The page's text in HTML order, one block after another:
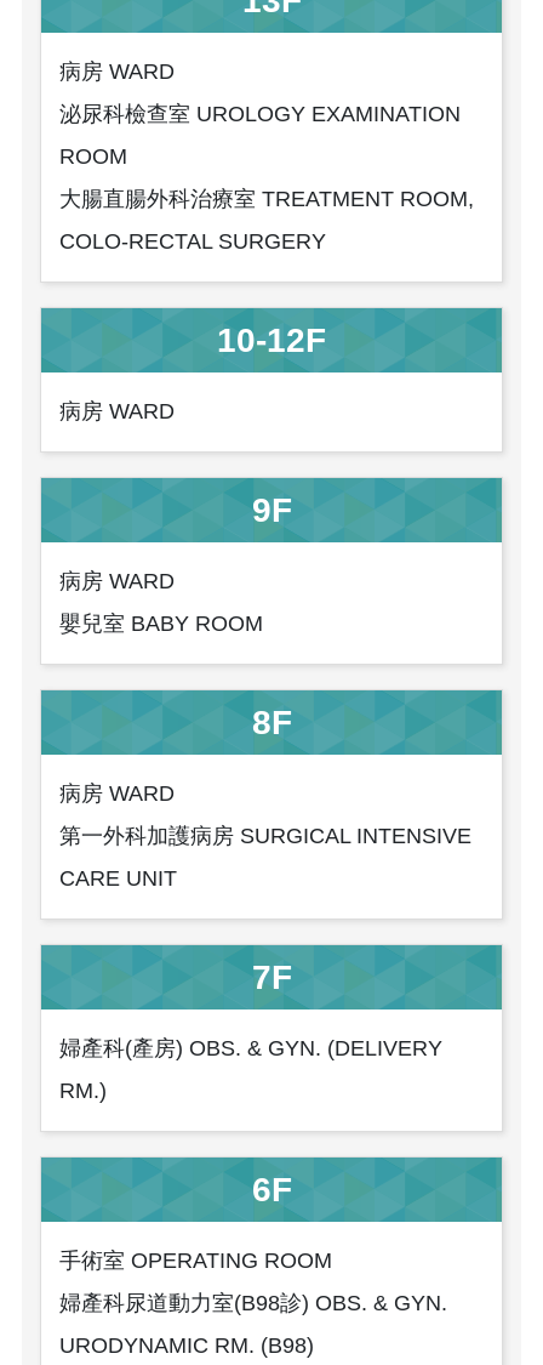
病房 WARD
泌尿科檢查室 UROLOGY EXAMINATION
ROOM
大腸直腸外科治療室 TREATMENT ROOM,
COLO-RECTAL SURGERY
10-12F
病房 WARD
9F
病房 WARD
嬰兒室 BABY ROOM
8F
病房 WARD
第一外科加護病房 SURGICAL INTENSIVE
CARE UNIT
7F
婦產科(產房) OBS. & GYN. (DELIVERY
RM.)
6F
手術室 OPERATING ROOM
婦產科尿道動力室(B98診) OBS. & GYN.
URODYNAMIC RM. (B98)